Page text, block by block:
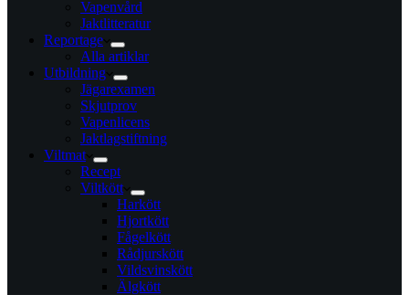
Vapenvård
Jaktlitteratur
Reportage
Alla artiklar
Utbildning
Jägarexamen
Skjutprov
Vapenlicens
Jaktlagstiftning
Viltmat
Recept
Viltkött
Harkött
Hjortkött
Fågelkött
Rådjurskött
Vildsvinskött
Älgkött